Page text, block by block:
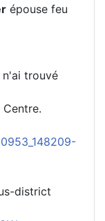
épouse feu
n'ai trouvé
Centre.
district